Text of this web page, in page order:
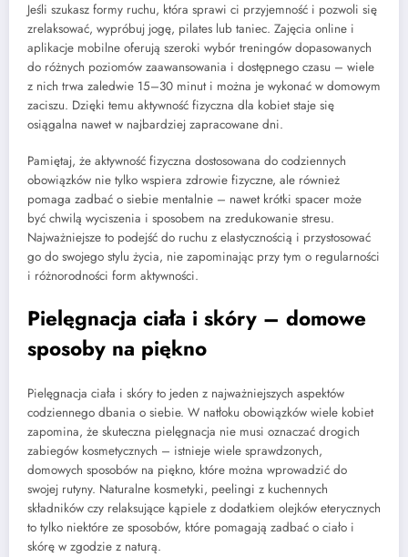
Jeśli szukasz formy ruchu, która sprawi ci przyjemność i pozwoli się
zrelaksować, wypróbuj jogę, pilates lub taniec. Zajęcia online i
aplikacje mobilne oferują szeroki wybór treningów dopasowanych
do różnych poziomów zaawansowania i dostępnego czasu – wiele
z nich trwa zaledwie 15–30 minut i można je wykonać w domowym
zaciszu. Dzięki temu aktywność fizyczna dla kobiet staje się
osiągalna nawet w najbardziej zapracowane dni.
Pamiętaj, że aktywność fizyczna dostosowana do codziennych
obowiązków nie tylko wspiera zdrowie fizyczne, ale również
pomaga zadbać o siebie mentalnie – nawet krótki spacer może
być chwilą wyciszenia i sposobem na zredukowanie stresu.
Najważniejsze to podejść do ruchu z elastycznością i przystosować
go do swojego stylu życia, nie zapominając przy tym o regularności
i różnorodności form aktywności.
Pielęgnacja ciała i skóry – domowe
sposoby na piękno
Pielęgnacja ciała i skóry to jeden z najważniejszych aspektów
codziennego dbania o siebie. W natłoku obowiązków wiele kobiet
zapomina, że skuteczna pielęgnacja nie musi oznaczać drogich
zabiegów kosmetycznych – istnieje wiele sprawdzonych,
domowych sposobów na piękno, które można wprowadzić do
swojej rutyny. Naturalne kosmetyki, peelingi z kuchennych
składników czy relaksujące kąpiele z dodatkiem olejków eterycznych
to tylko niektóre ze sposobów, które pomagają zadbać o ciało i
skórę w zgodzie z naturą.